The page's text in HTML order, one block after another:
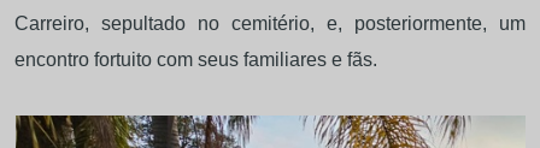
Carreiro, sepultado no cemitério, e, posteriormente, um
encontro fortuito com seus familiares e fãs.